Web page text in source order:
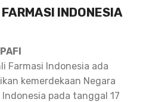
INDONESIA
Farmasi Indonesia ada
kemerdekaan Negara
pada tanggal 17